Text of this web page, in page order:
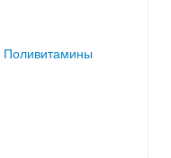
Поливитамины